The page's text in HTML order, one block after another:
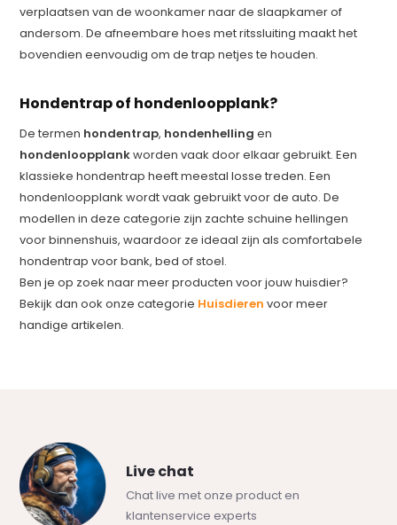
verplaatsen van de woonkamer naar de slaapkamer of
andersom. De afneembare hoes met ritssluiting maakt het
bovendien eenvoudig om de trap netjes te houden.
Hondentrap of hondenloopplank?
De termen hondentrap, hondenhelling en
hondenloopplankworden vaak door elkaar gebruikt. Een
klassieke hondentrap heeft meestal losse treden. Een
hondenloopplank wordt vaak gebruikt voor de auto. De
modellen in deze categorie zijn zachte schuine hellingen
voor binnenshuis, waardoor ze ideaal zijn als comfortabele
hondentrap voor bank, bed of stoel.
Ben je op zoek naar meer producten voor jouw huisdier?
Bekijk dan ook onze categorie Huisdieren voor meer
handige artikelen.
Live chat
Chat live met onze product en
klantenservice experts